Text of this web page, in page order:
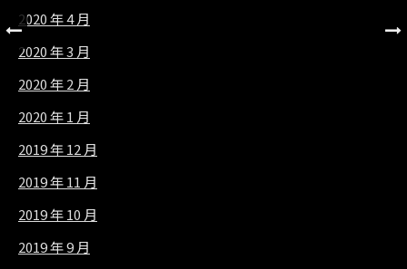
2020 年 4 月
2020 年 3 月
2020 年 2 月
2020 年 1 月
2019 年 12 月
2019 年 11 月
2019 年 10 月
2019 年 9 月